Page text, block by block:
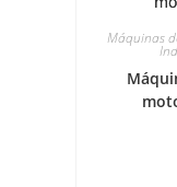
Máquinas